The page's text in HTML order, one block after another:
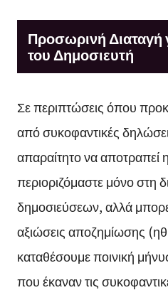
Προσωρινή Διαταγή
του Δημοσιευτή
Σε περιπτώσεις όπου
από συκοφαντικές
απαραίτητο να
περιοριζόμαστε μόνο στη
δημοσιεύσεων, αλλά
αξιώσεις αποζημίωσης
καταθέσουμε ποινική
που έκαναν τις